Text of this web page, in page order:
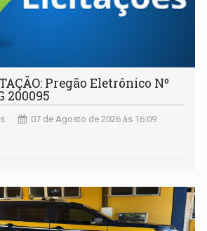
Pregão Eletrônico Nº
200095
07 de Agosto de 2026 às 16:09